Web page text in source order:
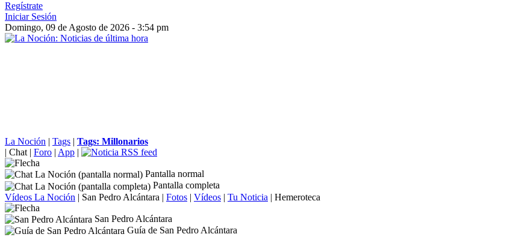
Regístrate
Iniciar Sesión
Domingo, 09 de Agosto de 2026 - 3:54 pm
La Noción | Tags | Tags: Millonarios
| Chat | Foro | App |
Pantalla normal
Pantalla completa
Vídeos La Noción | San Pedro Alcántara | Fotos | Vídeos | Tu Noticia | Hemeroteca
San Pedro Alcántara
Guía de San Pedro Alcántara